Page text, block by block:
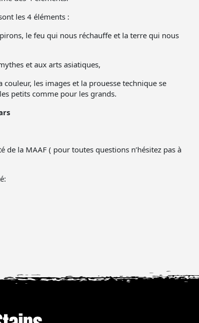
les 4 éléments :
le feu qui nous réchauffe et la terre qui nous
et aux arts asiatiques,
les images et la prouesse technique se
petits comme pour les grands.
de la MAAF ( pour toutes questions n’hésitez pas à